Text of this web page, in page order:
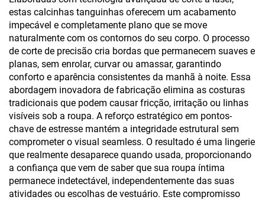
estas calcinhas tanguinhas oferecem um acabamento
impecável e completamente plano que se move
naturalmente com os contornos do seu corpo. O processo
de corte de precisão cria bordas que permanecem suaves e
planas, sem enrolar, curvar ou amassar, garantindo
conforto e aparência consistentes da manhã à noite. Essa
abordagem inovadora de fabricação elimina as costuras
tradicionais que podem causar fricção, irritação ou linhas
visíveis sob a roupa. A reforço estratégico em pontos-
chave de estresse mantém a integridade estrutural sem
comprometer o visual seamless. O resultado é uma lingerie
que realmente desaparece quando usada, proporcionando
a confiança que vem de saber que sua roupa íntima
permanece indetectável, independentemente das suas
atividades ou escolhas de vestuário. Este compromisso